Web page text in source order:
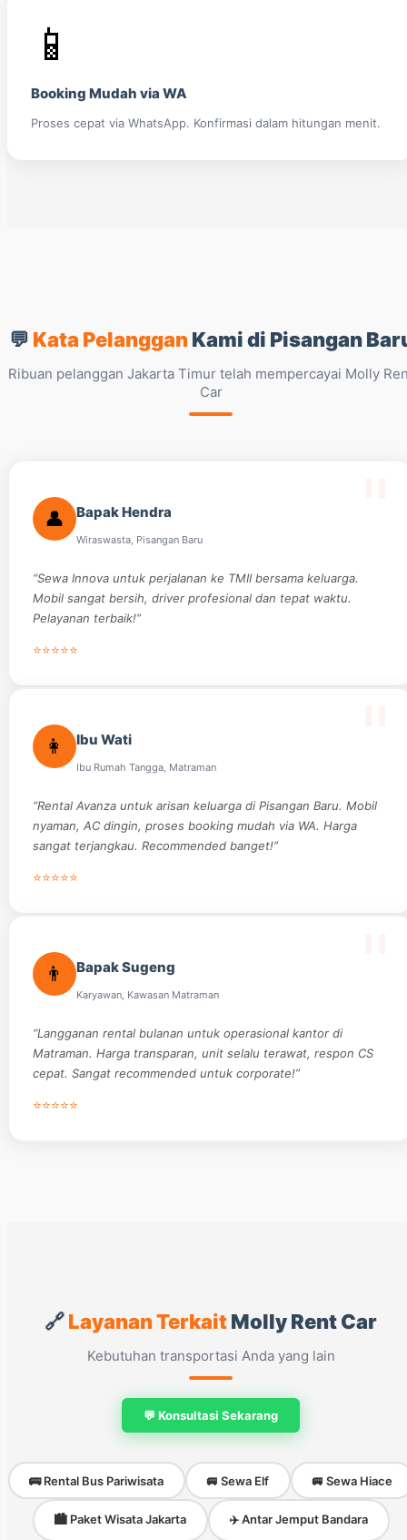
📱
Booking Mudah via WA
Proses cepat via WhatsApp. Konfirmasi dalam hitungan menit.
💬 Kata PelangganKami di Pisangan
Ribuan pelanggan Jakarta Timur telah mempercayai Molly
Car
👤 Bapak Hendra
Wiraswasta, Pisangan Baru
“Sewa Innova untuk perjalanan ke TMII bersama keluarga.
Mobil sangat bersih, driver profesional dan tepat waktu.
Pelayanan terbaik!”
⭐⭐⭐⭐⭐
👩 Ibu Wati
Ibu Rumah Tangga, Matraman
“Rental Avanza untuk arisan keluarga di Pisangan Baru. Mobil
nyaman, AC dingin, proses booking mudah via WA. Harga
sangat terjangkau. Recommended banget!”
⭐⭐⭐⭐⭐
👨 Bapak Sugeng
Karyawan, Kawasan Matraman
“Langganan rental bulanan untuk operasional kantor di
Matraman. Harga transparan, unit selalu terawat, respon CS
cepat. Sangat recommended untuk corporate!”
⭐⭐⭐⭐⭐
🔗Layanan TerkaitMolly Rent Car
Kebutuhan transportasi Anda yang lain
💬 Konsultasi Sekarang
🚌 Rental Bus Pariwisata 🚐 Sewa Elf 🚐 Sewa Hiace
🏙️ Paket Wisata Jakarta ✈️ Antar Jemput Bandara